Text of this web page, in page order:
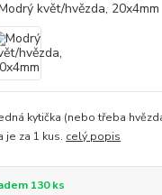
kytička (nebo třeba
je za 1 kus. celý popis
130 ks